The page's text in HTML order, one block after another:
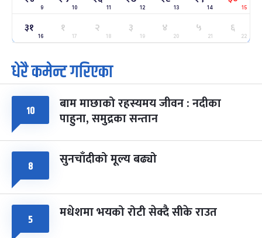
२५
मंगल
ग्याल्पो ल्होसार
फाल्गुन २५, २०८३ Mar 9, 2027
७ महिना बाँकी
७
आइत
पूर्णिमा व्रत
चैत्र ७, २०८३-Mar 21, 2027
८
सोम
फागुपूर्णिमा
चैत्र ८, २०८३-Mar 22, 2027
७ महिना बाँकी
9 10 11 12 13 14 15
३१
16
१
17
२
18
३
19
४
20
५
21
६
22
धेरै कमेन्ट गरिएका
१० बाम माछाको रहस्यमय जीवन : नदीका
पाहुना, समुद्रका सन्तान
८ सुनचाँदीको मूल्य बढ्यो
५ मधेशमा भयको रोटी सेक्दै सीके राउत